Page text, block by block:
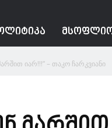
იარ!!!” – თაკო ჩარკვიანი